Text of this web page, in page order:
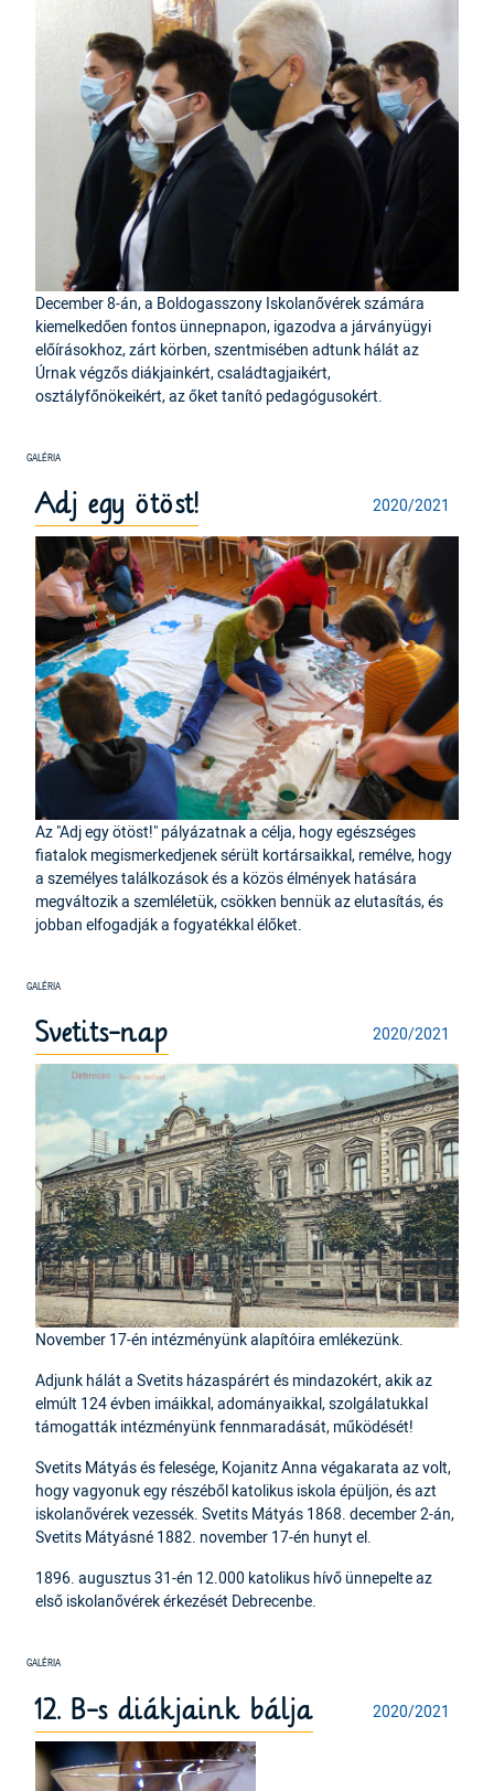
December 8-án, a Boldogasszony Iskolanővérek számára
kiemelkedően fontos ünnepnapon, igazodva a járványügyi
előírásokhoz, zárt körben, szentmisében adtunk hálát az
Úrnak végzős diákjainkért, családtagjaikért,
osztályfőnökeikért, az őket tanító pedagógusokért.
2020/2021
Adj egy ötöst!
Az "Adj egy ötöst!" pályázatnak a célja, hogy egészséges
fiatalok megismerkedjenek sérült kortársaikkal, remélve, hogy
a személyes találkozások és a közös élmények hatására
megváltozik a szemléletük, csökken bennük az elutasítás, és
jobban elfogadják a fogyatékkal élőket.
2020/2021
Svetits-nap
November 17-én intézményünk alapítóira emlékezünk.
Adjunk hálát a Svetits házaspárért és mindazokért, akik az
elmúlt 124 évben imáikkal, adományaikkal, szolgálatukkal
támogatták intézményünk fennmaradását, működését!
Svetits Mátyás és felesége, Kojanitz Anna végakarata az volt,
hogy vagyonuk egy részéből katolikus iskola épüljön, és azt
iskolanővérek vezessék. Svetits Mátyás 1868. december 2-án,
Svetits Mátyásné 1882. november 17-én hunyt el.
1896. augusztus 31-én 12.000 katolikus hívő ünnepelte az
első iskolanővérek érkezését Debrecenbe.
2020/2021
12. B-s diákjaink bálja